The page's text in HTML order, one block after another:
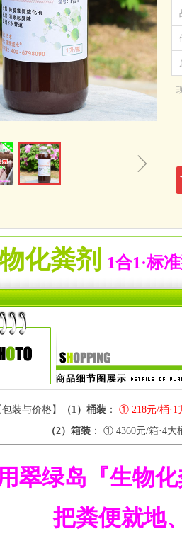
ꁇ
化粪剂 1合1·标
装与价格】 （1） 桶装 ： ① 218元/桶·1
（2）箱装 ： ① 4360元/箱·4大
翠绿岛『生物
把粪便就地、